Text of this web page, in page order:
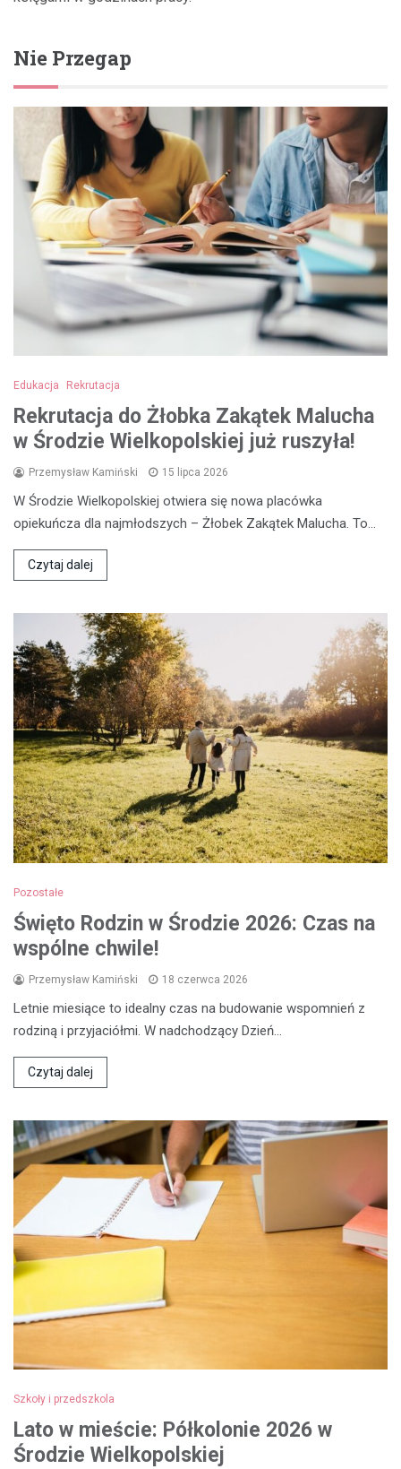
Nie Przegap
Edukacja Rekrutacja
Rekrutacja do Żłobka Zakątek Malucha
w Środzie Wielkopolskiej już ruszyła!
Przemysław Kamiński 15 lipca 2026
W Środzie Wielkopolskiej otwiera się nowa placówka
opiekuńcza dla najmłodszych – Żłobek Zakątek Malucha. To…
Czytaj dalej
Pozostałe
Święto Rodzin w Środzie 2026: Czas na
wspólne chwile!
Przemysław Kamiński 18 czerwca 2026
Letnie miesiące to idealny czas na budowanie wspomnień z
rodziną i przyjaciółmi. W nadchodzący Dzień…
Czytaj dalej
Szkoły i przedszkola
Lato w mieście: Półkolonie 2026 w
Środzie Wielkopolskiej